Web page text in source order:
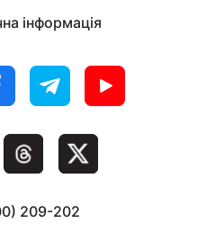
інформація
209-202